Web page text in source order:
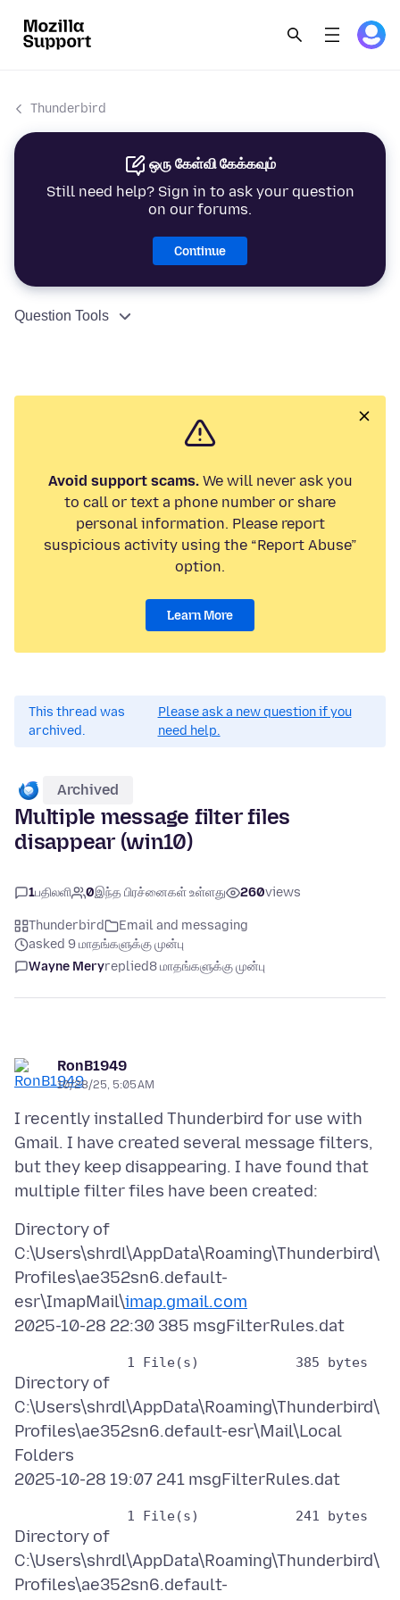
Thunderbird
ஒரு கேள்வி கேக்கவும்
Still need help? Sign in to ask your question
on our forums.
Continue
Question Tools
Avoid support scams.We will never ask you
to call or text a phone number or share
personal information. Please report
suspicious activity using the “Report Abuse”
option.
Learn More
This thread was
archived.
Please ask a new question if you
need help.
Archived
Multiple message filter files
disappear (win10)
1பதிலளி 0இந்த பிரச்னைகள் உள்ளது 260views
Thunderbird
Email and messaging
asked 9 மாதங்களுக்கு முன்பு
Wayne Meryreplied8 மாதங்களுக்கு முன்பு
RonB1949
10/28/25, 5:05 AM
I recently installed Thunderbird for use with
Gmail. I have created several message filters,
but they keep disappearing. I have found that
Directory of
C:\Users\shrdl\AppData\Roaming\Thunderbird\
Profiles\ae352sn6.default-
esr\ImapMail\imap.gmail.com
Directory of
C:\Users\shrdl\AppData\Roaming\Thunderbird\
Profiles\ae352sn6.default-esr\Mail\Local
Folders
Directory of
C:\Users\shrdl\AppData\Roaming\Thunderbird\
Profiles\ae352sn6.default-